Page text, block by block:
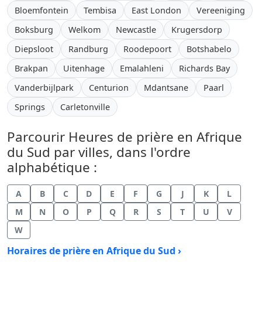
Bloemfontein
Tembisa East London
Vereeniging
Boksburg
Welkom Newcastle
Krugersdorp
Diepsloot
Randburg Roodepoort
Botshabelo
Brakpan
Uitenhage Emalahleni
Richards Bay
Vanderbijlpark
Centurion Mdantsane
Paarl
Springs
Carletonville
Parcourir Heures de prière en Afrique
du Sud par villes, dans l'ordre
alphabétique :
A B C D E F G J K
L
M
N O P Q R S T U
V
W
Horaires de prière en Afrique du Sud ›